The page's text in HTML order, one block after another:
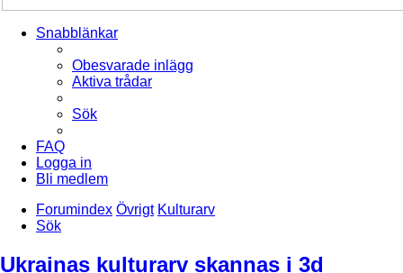
Snabblänkar
Obesvarade inlägg
Aktiva trådar
Sök
FAQ
Logga in
Bli medlem
Forumindex Övrigt Kulturarv
Sök
Ukrainas kulturarv skannas i 3d